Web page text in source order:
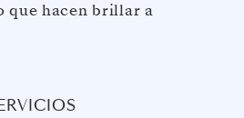
que hacen brillar a